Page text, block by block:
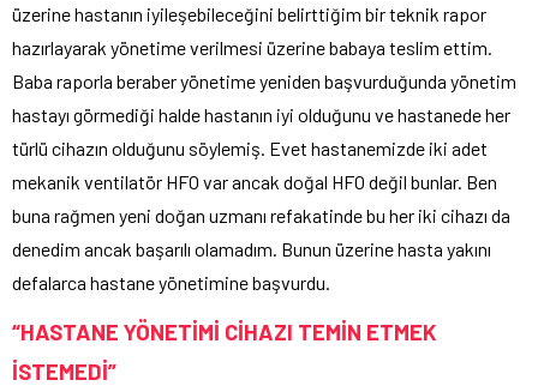
üzerine hastanın iyileşebileceğini belirttiğim bir teknik rapor
hazırlayarak yönetime verilmesi üzerine babaya teslim ettim.
Baba raporla beraber yönetime yeniden başvurduğunda yönetim
hastayı görmediği halde hastanın iyi olduğunu ve hastanede her
türlü cihazın olduğunu söylemiş. Evet hastanemizde iki adet
mekanik ventilatör HFO var ancak doğal HFO değil bunlar. Ben
buna rağmen yeni doğan uzmanı refakatinde bu her iki cihazı da
denedim ancak başarılı olamadım. Bunun üzerine hasta yakını
defalarca hastane yönetimine başvurdu.
“HASTANE YÖNETİMİ CİHAZI TEMİN ETMEK
İSTEMEDİ”